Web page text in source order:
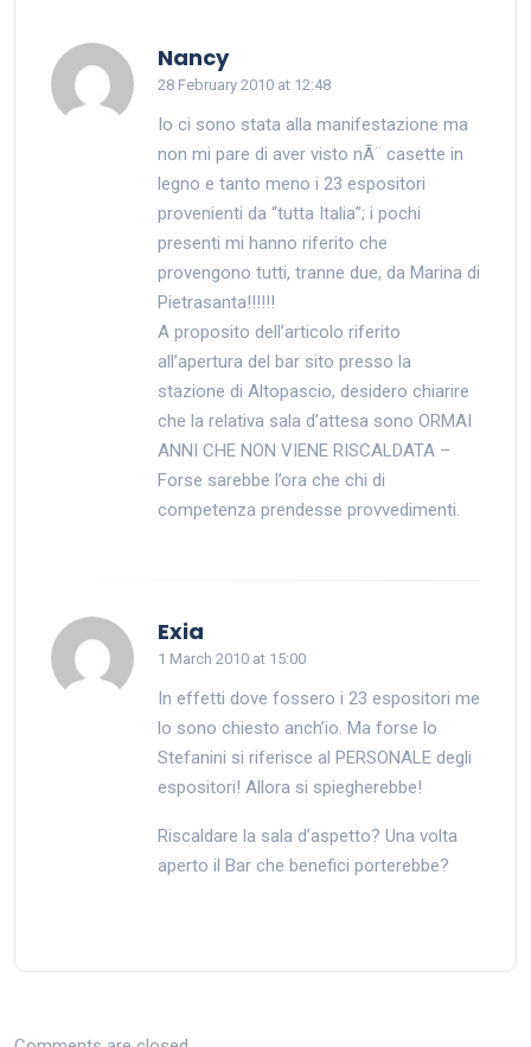
Nancysays:
28 February 2010 at 12:48
Io ci sono stata alla manifestazione ma
non mi pare di aver visto nÃ¨ casette in
legno e tanto meno i 23 espositori
provenienti da “tutta Italia”; i pochi
presenti mi hanno riferito che
provengono tutti, tranne due, da Marina di
Pietrasanta!!!!!!
A proposito dell’articolo riferito
all’apertura del bar sito presso la
stazione di Altopascio, desidero chiarire
che la relativa sala d’attesa sono ORMAI
ANNI CHE NON VIENE RISCALDATA –
Forse sarebbe l’ora che chi di
competenza prendesse provvedimenti.
Exia
1 March 2010 at 15:00
In effetti dove fossero i 23 espositori me
lo sono chiesto anch’io. Ma forse lo
Stefanini si riferisce al PERSONALE degli
espositori! Allora si spiegherebbe!
Riscaldare la sala d’aspetto? Una volta
aperto il Bar che benefici porterebbe?